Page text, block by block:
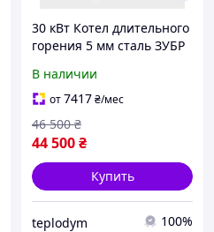
30 кВт Котел длительного
горения 5 мм сталь ЗУБР
В наличии
от7417₴/мес
44 500₴
46 500 ₴
Купить
teplodym 100%